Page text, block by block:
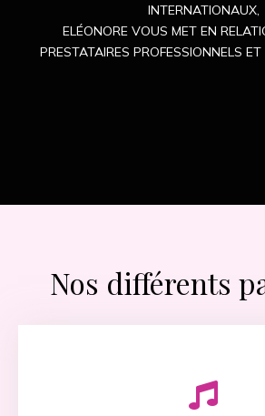
INTERNATIONAUX,
ELÉONORE VOUS MET EN
PRESTATAIRES PROFESSIONNELS
Nos différents